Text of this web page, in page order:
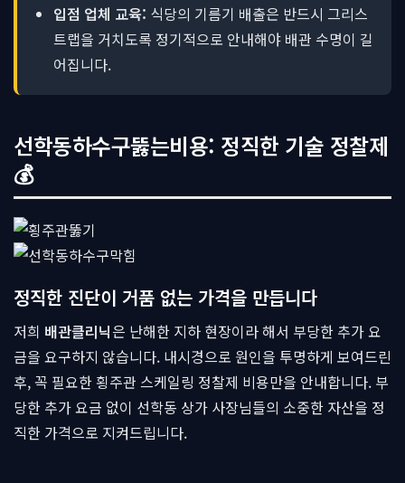
입점 업체 교육: 식당의 기름기 배출은 반드시 그리스
트랩을 거치도록 정기적으로 안내해야 배관 수명이 길
어집니다.
선학동하수구뚫는비용: 정직한 기술 정찰제
💰
정직한 진단이 거품 없는 가격을 만듭니다
저희 배관클리닉은 난해한 지하 현장이라 해서 부당한 추가 요
금을 요구하지 않습니다. 내시경으로 원인을 투명하게 보여드린
후, 꼭 필요한 횡주관 스케일링 정찰제 비용만을 안내합니다. 부
당한 추가 요금 없이 선학동 상가 사장님들의 소중한 자산을 정
직한 가격으로 지켜드립니다.